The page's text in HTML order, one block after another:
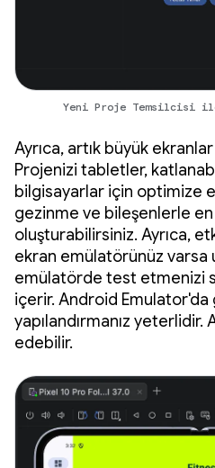
Yeni Proje Temsilcisi
Ayrıca, artık büyük
Projenizi tabletler,
bilgisayarlar için optimize
gezinme ve bileşenlerle
oluşturabilirsiniz. Ayrıca,
ekran emülatörünüz varsa
emülatörde test etmenizi
içerir. Android Emulator'da
yapılandırmanız yeterlidir.
edebilir.